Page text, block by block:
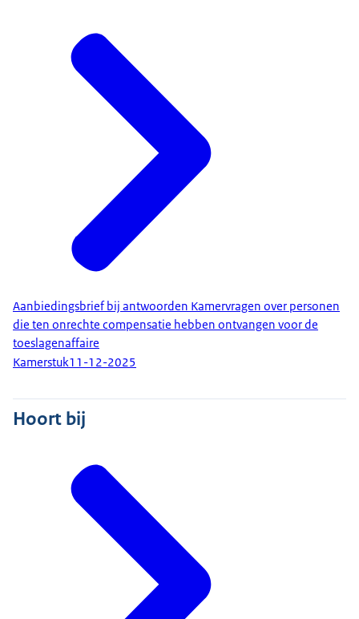
Aanbiedingsbrief bij antwoorden Kamervragen over personen
die ten onrechte compensatie hebben ontvangen voor de
toeslagenaffaire
Kamerstuk11-12-2025
Hoort bij